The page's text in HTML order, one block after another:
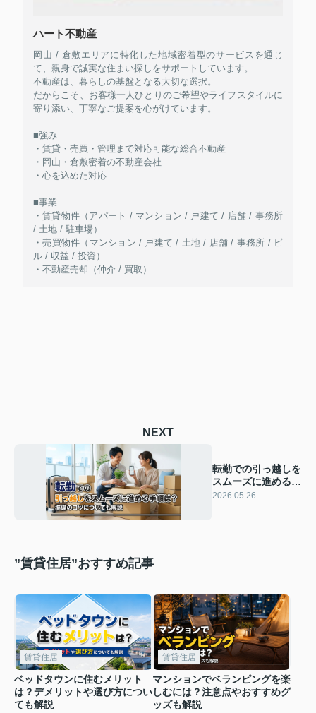
ハート不動産
岡山 / 倉敷エリアに特化した地域密着型のサービスを通じ
て、親身で誠実な住まい探しをサポートしています。
不動産は、暮らしの基盤となる大切な選択。
だからこそ、お客様一人ひとりのご希望やライフスタイルに
寄り添い、丁寧なご提案を心がけています。
■強み
・賃貸・売買・管理まで対応可能な総合不動産
・岡山・倉敷密着の不動産会社
・心を込めた対応
■事業
・賃貸物件（アパート / マンション / 戸建て / 店舗 / 事務所
/ 土地 / 駐車場）
・売買物件（マンション / 戸建て / 土地 / 店舗 / 事務所 / ビ
ル / 収益 / 投資）
・不動産売却（仲介 / 買取）
NEXT
転勤での引っ越しを
スムーズに進める手
順は？準備のコツに
2026.05.26
”賃貸住居”おすすめ記事
賃貸住居
ベッドタウンに住むメリット
は？デメリットや選び方につい
ても解説
賃貸住居
マンションでベランピングを楽
しむには？注意点やおすすめグ
ッズも解説